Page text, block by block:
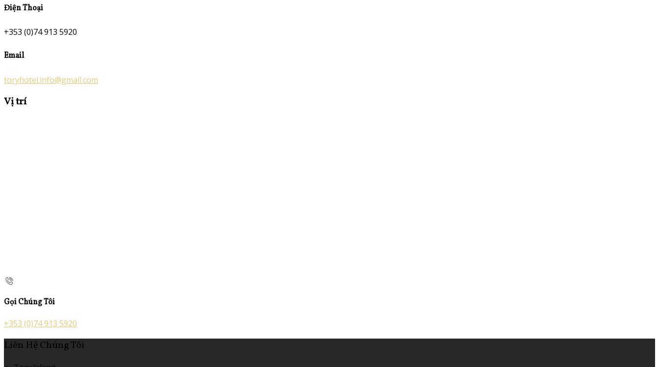
Điện Thoại
+353 (0)74 913 5920
Email
toryhotel.info@gmail.com
Vị trí
Gọi Chúng Tôi
+353 (0)74 913 5920
Liên Hệ Chúng Tôi